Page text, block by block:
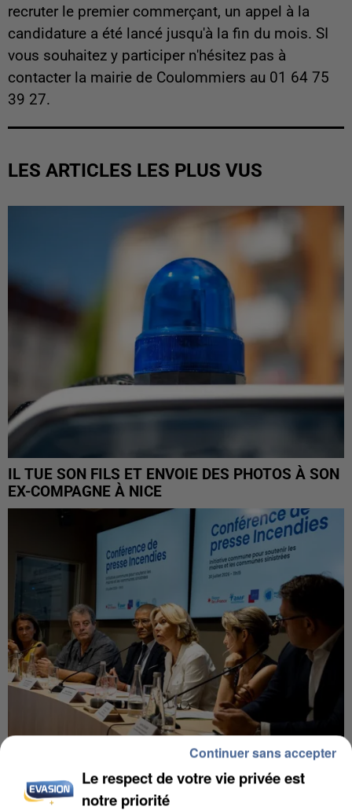
recruter le premier commerçant, un appel à la
candidature a été lancé jusqu'à la fin du mois. SI
vous souhaitez y participer n'hésitez pas à
contacter la mairie de Coulommiers au 01 64 75
39 27.
LES ARTICLES LES PLUS VUS
IL TUE SON FILS ET ENVOIE DES PHOTOS À SON
EX-COMPAGNE À NICE
INCENDIES : L’ÎLE-DE-FRANCE LANCE UN ÉLAN
DE SOLIDARITÉ AVEC LES...
Le respect de votre vie privée est
notre priorité
Continuer sans accepter